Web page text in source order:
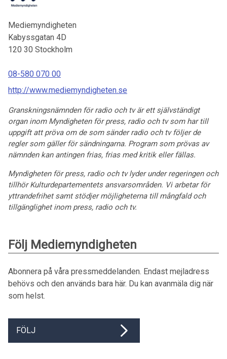
Mediemyndigheten
Kabyssgatan 4D
120 30 Stockholm
08-580 070 00
http://www.mediemyndigheten.se
Granskningsnämnden för radio och tv är ett självständigt
organ inom Myndigheten för press, radio och tv som har till
uppgift att pröva om de som sänder radio och tv följer de
regler som gäller för sändningarna. Program som prövas av
nämnden kan antingen frias, frias med kritik eller fällas.
Myndigheten för press, radio och tv lyder under regeringen och
tillhör Kulturdepartementets ansvarsområden. Vi arbetar för
yttrandefrihet samt stödjer möjligheterna till mångfald och
tillgänglighet inom press, radio och tv.
Följ Mediemyndigheten
Abonnera på våra pressmeddelanden. Endast mejladress
behövs och den används bara här. Du kan avanmäla dig när
som helst.
FÖLJ